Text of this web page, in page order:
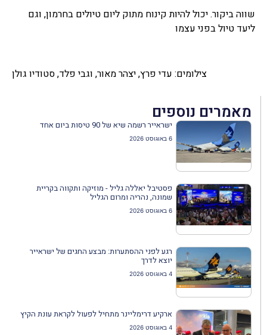
שווה ביקור. יכול להיות קינוח מתוק ליום טיולים בחרמון, וגם
ליעד טיול בפני עצמו
צילומים: עדי פרץ, יצהר מאור, וגבי פלד, סטודיו גולן
מאמרים נוספים
ישראייר רשמה שיא של 90 טיסות ביום אחד
6 באוגוסט 2026
פסטיבל יאללה גליל - מוזיקה ותקווה בקריית
שמונה, נהריה ומרום הגליל
6 באוגוסט 2026
רגע לפני ההסתערות: מבצע החגים של ישראייר
יוצא לדרך
4 באוגוסט 2026
ארקיע דרימליינר מתחיל לפעול לקראת עונת הקיץ
4 באוגוסט 2026